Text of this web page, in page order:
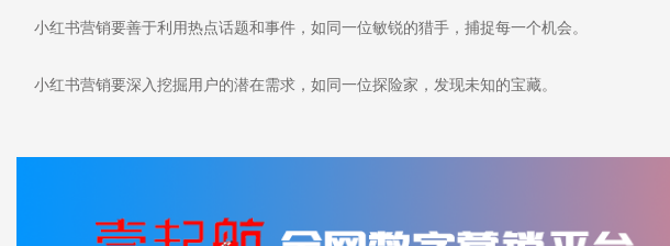
小红书营销要善于利用热点话题和事件，如同一位敏锐的猎手，捕捉每一个机会。
小红书营销要深入挖掘用户的潜在需求，如同一位探险家，发现未知的宝藏。